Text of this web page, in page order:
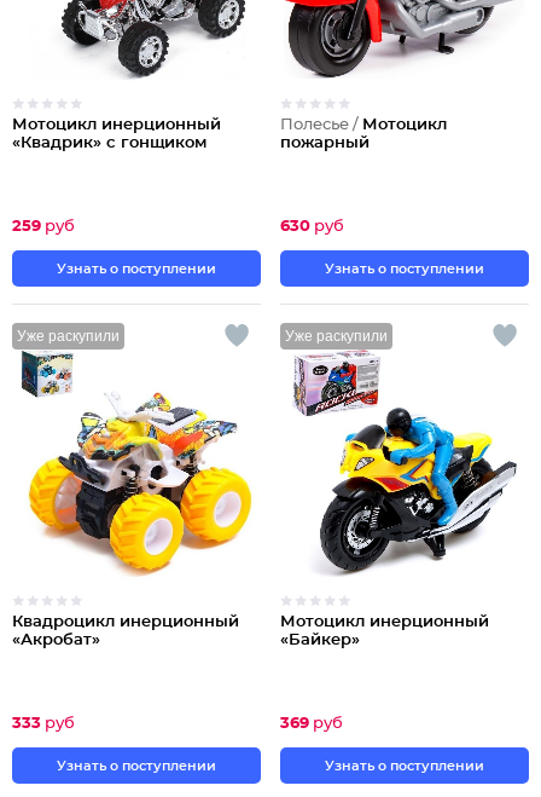
Мотоцикл инерционный
«Квадрик» с гонщиком
259 руб
Узнать о поступлении
Полесье / Мотоцикл
пожарный
630 руб
Узнать о поступлении
Уже раскупили
Квадроцикл инерционный
«Акробат»
333 руб
Узнать о поступлении
Уже раскупили
Мотоцикл инерционный
«Байкер»
369 руб
Узнать о поступлении